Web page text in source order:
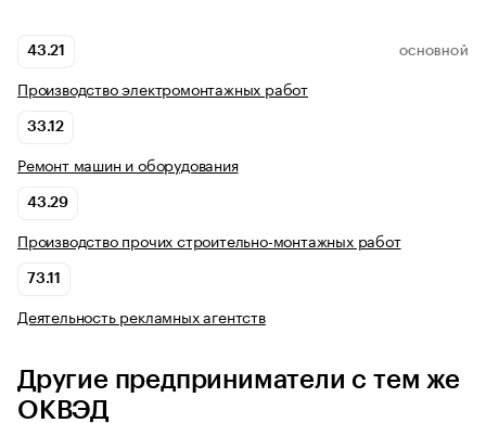
43.21 ОСНОВНОЙ
Производство электромонтажных работ
33.12
Ремонт машин и оборудования
43.29
Производство прочих строительно-монтажных работ
73.11
Деятельность рекламных агентств
Другие предприниматели с тем же
ОКВЭД